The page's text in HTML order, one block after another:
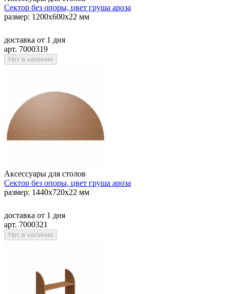
Сектор без опоры, цвет груша ароза
размер: 1200х600х22 мм
доставка от 1 дня
арт. 7000319
Нет в наличии
Аксессуары для столов
Сектор без опоры, цвет груша ароза
размер: 1440х720х22 мм
доставка от 1 дня
арт. 7000321
Нет в наличии